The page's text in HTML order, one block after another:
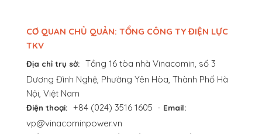
CƠ QUAN CHỦ QUẢN: TỔNG CÔNG TY ĐIỆN LỰC
TKV
Địa chỉ trụ sở: Tầng 16 tòa nhà Vinacomin, số 3
Dương Đình Nghệ, Phường Yên Hòa, Thành Phố Hà
Nội, Việt Nam
Điện thoại: +84 (024) 3516 1605 - Email:
vp@vinacominpower.vn